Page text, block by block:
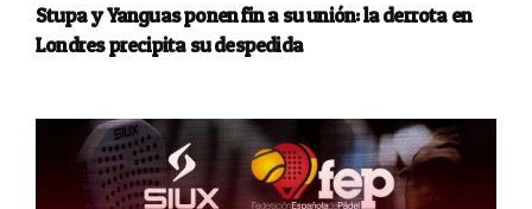
Stupa y Yanguas ponen fin a su unión: la derrota en
Londres precipita su despedida